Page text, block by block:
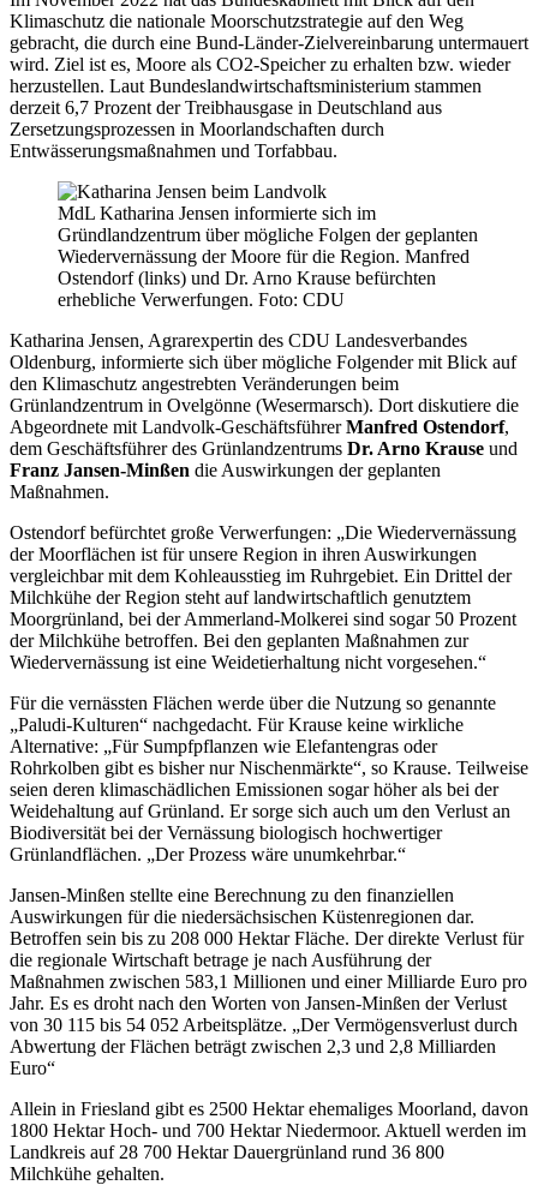
Klimaschutz die nationale Moorschutzstrategie auf den Weg
gebracht, die durch eine Bund-Länder-Zielvereinbarung untermauert
wird. Ziel ist es, Moore als CO2-Speicher zu erhalten bzw. wieder
herzustellen. Laut Bundeslandwirtschaftsministerium stammen
derzeit 6,7 Prozent der Treibhausgase in Deutschland aus
Zersetzungsprozessen in Moorlandschaften durch
Entwässerungsmaßnahmen und Torfabbau.
MdL Katharina Jensen informierte sich im
Gründlandzentrum über mögliche Folgen der geplanten
Wiedervernässung der Moore für die Region. Manfred
Ostendorf (links) und Dr. Arno Krause befürchten
erhebliche Verwerfungen. Foto: CDU
Katharina Jensen, Agrarexpertin des CDU Landesverbandes
Oldenburg, informierte sich über mögliche Folgender mit Blick auf
den Klimaschutz angestrebten Veränderungen beim
Grünlandzentrum in Ovelgönne (Wesermarsch). Dort diskutiere die
Abgeordnete mit Landvolk-GeschäftsführerManfred Ostendorf,
dem Geschäftsführer des Grünlandzentrums Dr. Arno Krause und
Franz Jansen-Minßen die Auswirkungen der geplanten
Maßnahmen.
Ostendorf befürchtet große Verwerfungen: „Die Wiedervernässung
der Moorflächen ist für unsere Region in ihren Auswirkungen
vergleichbar mit dem Kohleausstieg im Ruhrgebiet. Ein Drittel der
Milchkühe der Region steht auf landwirtschaftlich genutztem
Moorgrünland, bei der Ammerland-Molkerei sind sogar 50 Prozent
der Milchkühe betroffen. Bei den geplanten Maßnahmen zur
Wiedervernässung ist eine Weidetierhaltung nicht vorgesehen.“
Für die vernässten Flächen werde über die Nutzung so genannte
„Paludi-Kulturen“ nachgedacht. Für Krause keine wirkliche
Alternative: „Für Sumpfpflanzen wie Elefantengras oder
Rohrkolben gibt es bisher nur Nischenmärkte“, so Krause. Teilweise
seien deren klimaschädlichen Emissionen sogar höher als bei der
Weidehaltung auf Grünland. Er sorge sich auch um den Verlust an
Biodiversität bei der Vernässung biologisch hochwertiger
Grünlandflächen. „Der Prozess wäre unumkehrbar.“
Jansen-Minßen stellte eine Berechnung zu den finanziellen
Auswirkungen für die niedersächsischen Küstenregionen dar.
Betroffen sein bis zu 208 000 Hektar Fläche. Der direkte Verlust für
die regionale Wirtschaft betrage je nach Ausführung der
Maßnahmen zwischen 583,1 Millionen und einer Milliarde Euro pro
Jahr. Es es droht nach den Worten von Jansen-Minßen der Verlust
von 30 115 bis 54 052 Arbeitsplätze. „Der Vermögensverlust durch
Abwertung der Flächen beträgt zwischen 2,3 und 2,8 Milliarden
Euro“
Allein in Friesland gibt es 2500 Hektar ehemaliges Moorland, davon
1800 Hektar Hoch- und 700 Hektar Niedermoor. Aktuell werden im
Landkreis auf 28 700 Hektar Dauergrünland rund 36 800
Milchkühe gehalten.